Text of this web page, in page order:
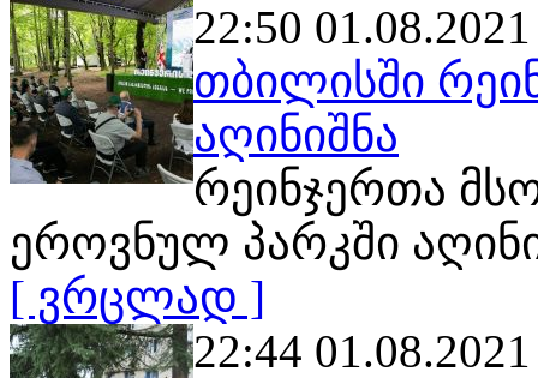
22:50 01.08.2021
თბილისში
აღინიშნა
რეინჯერთა
ეროვნულ პარკში
[ ვრცლად ]
22:44 01.08.2021